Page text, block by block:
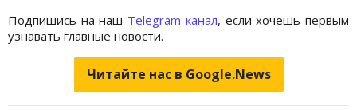
Подпишись на наш Telegram-канал, если хочешь первым
узнавать главные новости.
Читайте нас в Google.News